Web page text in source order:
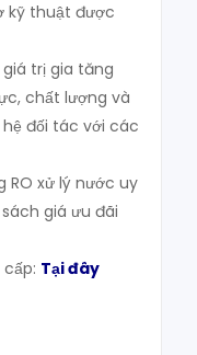
kỹ thuật được
trị gia tăng
chất lượng và
đối tác với các
xử lý nước uy
giá ưu đãi
Tại đây